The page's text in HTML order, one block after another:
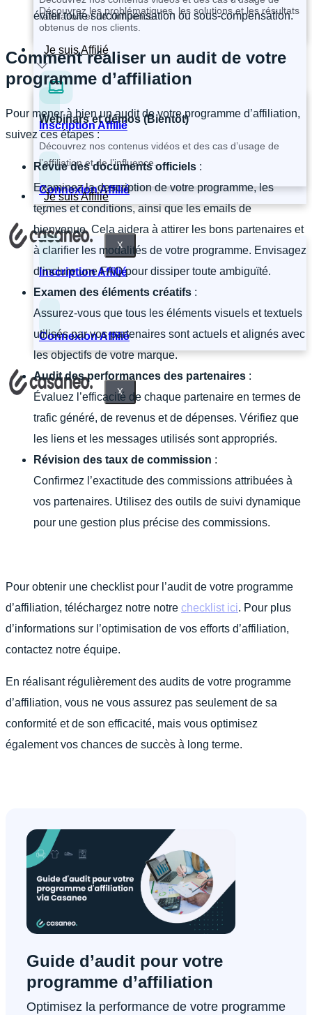
l’affiliation et de l’influence.
Je suis Affilié
Inscription Affilié
Connexion Affilié
X
Découvrez les problématiques, les solutions et les résultats
obtenus de nos clients.
Webinars et démos (Bientôt)
Découvrez nos contenus vidéos et des cas d’usage de
l’affiliation et de l’influence.
Je suis Affilié
Inscription Affilié
Connexion Affilié
X
éviter toute surcompensation ou sous-compensation.
Comment réaliser un audit de votre
programme d’affiliation
Pour mener à bien un audit de votre programme d’affiliation,
suivez ces étapes :
Revue des documents officiels :
Examinez la description de votre programme, les
termes et conditions, ainsi que les emails de
bienvenue. Cela aidera à attirer les bons partenaires et
à clarifier les modalités de votre programme. Envisagez
d’inclure une FAQ pour dissiper toute ambiguïté.
Examen des éléments créatifs :
Assurez-vous que tous les éléments visuels et textuels
utilisés par vos partenaires sont actuels et alignés avec
les objectifs de votre marque.
Audit des performances des partenaires :
Évaluez l’efficacité de chaque partenaire en termes de
trafic généré, de revenus et de dépenses. Vérifiez que
les liens et les messages utilisés sont appropriés.
Révision des taux de commission :
Confirmez l’exactitude des commissions attribuées à
vos partenaires. Utilisez des outils de suivi dynamique
pour une gestion plus précise des commissions.
Pour obtenir une checklist pour l’audit de votre programme
d’affiliation, téléchargez notre notre checklist ici. Pour plus
d’informations sur l’optimisation de vos efforts d’affiliation,
contactez notre équipe.
En réalisant régulièrement des audits de votre programme
d’affiliation, vous ne vous assurez pas seulement de sa
conformité et de son efficacité, mais vous optimisez
également vos chances de succès à long terme.
Guide d’audit pour votre
programme d’affiliation
Optimisez la performance de votre programme